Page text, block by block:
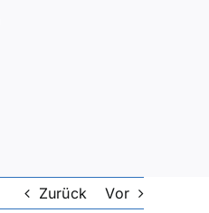
Zurück Vor